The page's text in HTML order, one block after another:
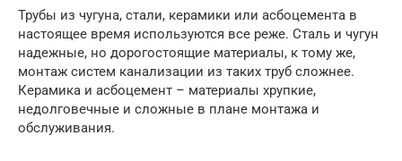
Трубы из чугуна, стали, керамики или асбоцемента в
настоящее время используются все реже. Сталь и чугун
надежные, но дорогостоящие материалы, к тому же,
монтаж систем канализации из таких труб сложнее.
Керамика и асбоцемент – материалы хрупкие,
недолговечные и сложные в плане монтажа и
обслуживания.